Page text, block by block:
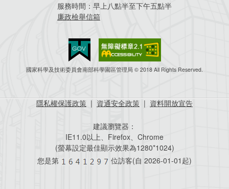
服務時間： 早上八點半至下午五點半
廉政檢舉信箱
國家科學及技術委員會南部科學園區管理局 © 2018 All Rights Reserved.
隱私權保護政策 | 資通安全政策 | 資料開放宣告
建議瀏覽器：
IE11.0以上、Firefox、Chrome
(螢幕設定最佳顯示效果為1280*1024)
您是第
位訪客(自 2026-01-01起)